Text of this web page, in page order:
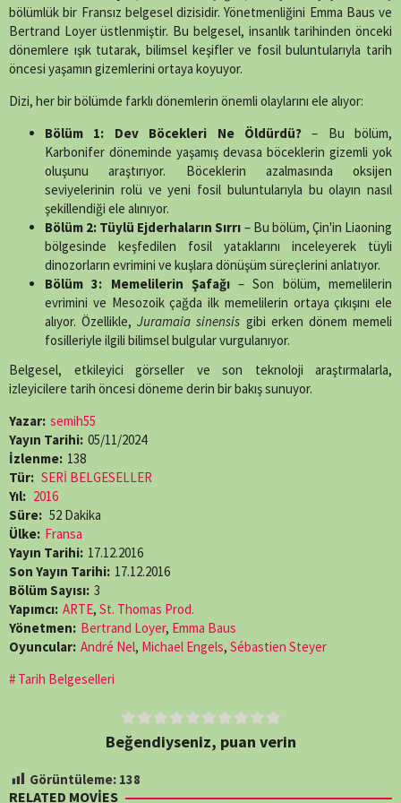
bölümlük bir Fransız belgesel dizisidir. Yönetmenliğini Emma Baus ve
Bertrand Loyer üstlenmiştir. Bu belgesel, insanlık tarihinden önceki
dönemlere ışık tutarak, bilimsel keşifler ve fosil buluntularıyla tarih
öncesi yaşamın gizemlerini ortaya koyuyor.
Dizi, her bir bölümde farklı dönemlerin önemli olaylarını ele alıyor:
Bölüm 1: Dev Böcekleri Ne Öldürdü?– Bu bölüm,
Karbonifer döneminde yaşamış devasa böceklerin gizemli yok
oluşunu araştırıyor. Böceklerin azalmasında oksijen
seviyelerinin rolü ve yeni fosil buluntularıyla bu olayın nasıl
şekillendiği ele alınıyor.
Bölüm 2: Tüylü Ejderhaların Sırrı – Bu bölüm, Çin'in Liaoning
bölgesinde keşfedilen fosil yataklarını inceleyerek tüyli
dinozorların evrimini ve kuşlara dönüşüm süreçlerini anlatıyor.
Bölüm 3: Memelilerin Şafağı– Son bölüm, memelilerin
evrimini ve Mesozoik çağda ilk memelilerin ortaya çıkışını ele
alıyor. Özellikle,Juramaia sinensis gibi erken dönem memeli
fosilleriyle ilgili bilimsel bulgular vurgulanıyor.
Belgesel, etkileyici görseller ve son teknoloji araştırmalarla,
izleyicilere tarih öncesi döneme derin bir bakış sunuyor​.
Yazar: semih55
Yayın Tarihi: 05/11/2024
İzlenme: 138
Tür: SERİ BELGESELLER
Yıl: 2016
Süre: 52 Dakika
Ülke: Fransa
Yayın Tarihi: 17.12.2016
Son Yayın Tarihi: 17.12.2016
Bölüm Sayısı: 3
Yapımcı: ARTE, St. Thomas Prod.
Yönetmen: Bertrand Loyer, Emma Baus
Oyuncular: André Nel, Michael Engels, Sébastien Steyer
Tarih Belgeselleri
Beğendiyseniz, puan verin
Görüntüleme: 138
RELATED MOVIES